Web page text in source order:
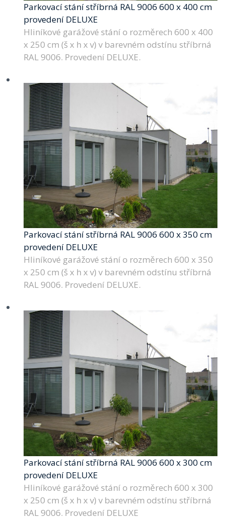
Parkovací stání stříbrná RAL 9006 600 x 400 cm
provedení DELUXE
Hliníkové garážové stání o rozměrech 600 x 400
x 250 cm (š x h x v) v barevném odstínu stříbrná
RAL 9006. Provedení DELUXE.
Parkovací stání stříbrná RAL 9006 600 x 350 cm
provedení DELUXE
Hliníkové garážové stání o rozměrech 600 x 350
x 250 cm (š x h x v) v barevném odstínu stříbrná
RAL 9006. Provedení DELUXE.
Parkovací stání stříbrná RAL 9006 600 x 300 cm
provedení DELUXE
Hliníkové garážové stání o rozměrech 600 x 300
x 250 cm (š x h x v) v barevném odstínu stříbrná
RAL 9006. Provedení DELUXE